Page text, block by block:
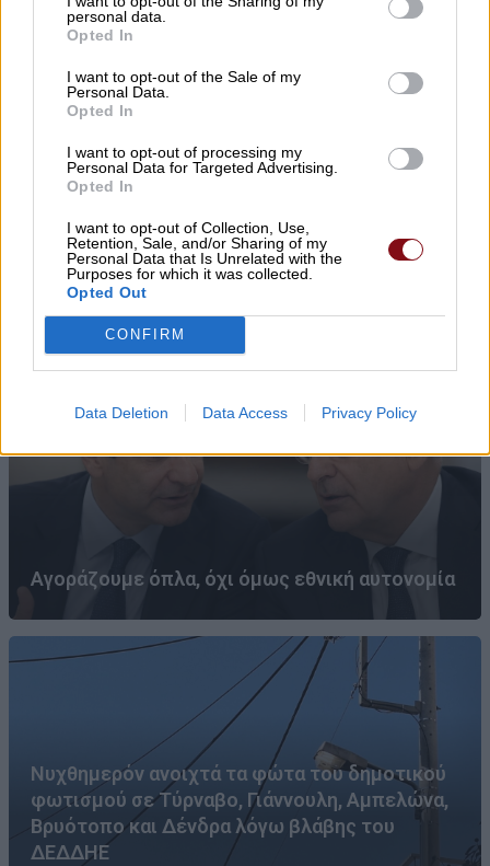
personal data.
Opted In
I want to opt-out of the Sale of my
Personal Data.
Opted In
I want to opt-out of processing my
Personal Data for Targeted Advertising.
Opted In
I want to opt-out of Collection, Use,
Retention, Sale, and/or Sharing of my
Personal Data that Is Unrelated with the
Purposes for which it was collected.
Opted Out
CONFIRM
Data Deletion Data Access Privacy Policy
Νέα χωματερή στα όρια του Τυρνάβου
Συναγερμός στη Βουλγαρία: Drone αγνώστου
προέλευσης εξερράγη κοντά σε μεγάλο αγωγό
φυσικού αερίου
Αγοράζουμε όπλα, όχι όμως εθνική αυτονομία
Νυχθημερόν ανοιχτά τα φώτα του δημοτικού
φωτισμού σε Τύρναβο, Γιάννουλη, Αμπελώνα,
Βρυότοπο και Δένδρα λόγω βλάβης του
ΔΕΔΔΗΕ